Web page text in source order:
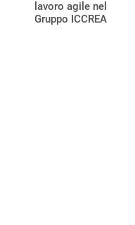
lavoro agile nel
Gruppo ICCREA